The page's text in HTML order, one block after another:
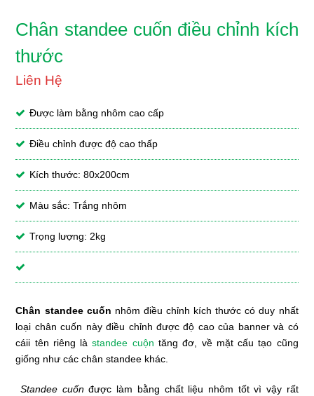
Chân standee cuốn điều chỉnh kích
thước
Liên Hệ
Được làm bằng nhôm cao cấp
Điều chỉnh được độ cao thấp
Kích thước: 80x200cm
Màu sắc: Trắng nhôm
Trọng lượng: 2kg
Chân standee cuốn nhôm điều chỉnh kích thước có duy nhất
loại chân cuốn này điều chỉnh được độ cao của banner và có
cáii tên riêng làstandee cuộn tăng đơ, về mặt cấu tạo cũng
giống như các chân standee khác.
Standee cuốnđược làm bằng chất liệu nhôm tốt vì vậy rất